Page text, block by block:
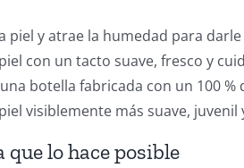
piel y atrae la humedad para
con un tacto suave, fresco y
botella fabricada con un 100
visiblemente más suave, juvenil
que lo hace posible